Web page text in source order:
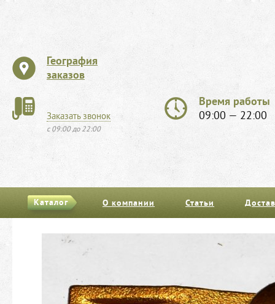
География
заказов
Заказать звонок
с 09:00 до 22:00
Время работы
09:00 — 22:00
Каталог О компании Статьи